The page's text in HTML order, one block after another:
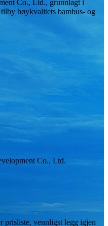
Co., Ltd., grunnlagt i
høykvalitets bambus- og
Co., Ltd.
prisliste, vennligst legg igjen